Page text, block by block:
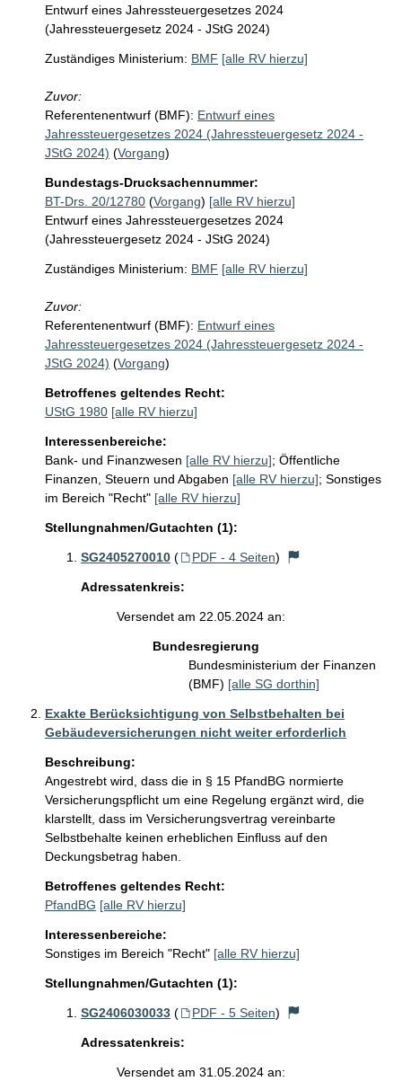
Entwurf eines Jahressteuergesetzes 2024
(Jahressteuergesetz 2024 - JStG 2024)
Zuständiges Ministerium: BMF [alle RV hierzu]
Zuvor:
Referentenentwurf (BMF): Entwurf eines
Jahressteuergesetzes 2024 (Jahressteuergesetz 2024 -
JStG 2024) (Vorgang)
Bundestags-Drucksachennummer:
BT-Drs. 20/12780 (Vorgang) [alle RV hierzu]
Entwurf eines Jahressteuergesetzes 2024
(Jahressteuergesetz 2024 - JStG 2024)
Zuständiges Ministerium: BMF [alle RV hierzu]
Zuvor:
Referentenentwurf (BMF): Entwurf eines
Jahressteuergesetzes 2024 (Jahressteuergesetz 2024 -
JStG 2024) (Vorgang)
Betroffenes geltendes Recht:
UStG 1980 [alle RV hierzu]
Interessenbereiche:
Bank- und Finanzwesen [alle RV hierzu]; Öffentliche
Finanzen, Steuern und Abgaben [alle RV hierzu]; Sonstiges
im Bereich "Recht" [alle RV hierzu]
Stellungnahmen/Gutachten (1):
SG2405270010 ( PDF - 4 Seiten)
Adressatenkreis:
Versendet am 22.05.2024 an:
Bundesregierung
Bundesministerium der Finanzen
(BMF) [alle SG dorthin]
Exakte Berücksichtigung von Selbstbehalten bei
Gebäudeversicherungen nicht weiter erforderlich
Beschreibung:
Angestrebt wird, dass die in § 15 PfandBG normierte
Versicherungspflicht um eine Regelung ergänzt wird, die
klarstellt, dass im Versicherungsvertrag vereinbarte
Selbstbehalte keinen erheblichen Einfluss auf den
Deckungsbetrag haben.
Betroffenes geltendes Recht:
PfandBG [alle RV hierzu]
Interessenbereiche:
Sonstiges im Bereich "Recht" [alle RV hierzu]
Stellungnahmen/Gutachten (1):
SG2406030033 ( PDF - 5 Seiten)
Adressatenkreis:
Versendet am 31.05.2024 an: